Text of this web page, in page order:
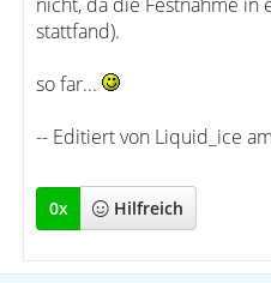
stattfand).
so far...
-- Editiert von Liquid_ice
0x Hilfreich